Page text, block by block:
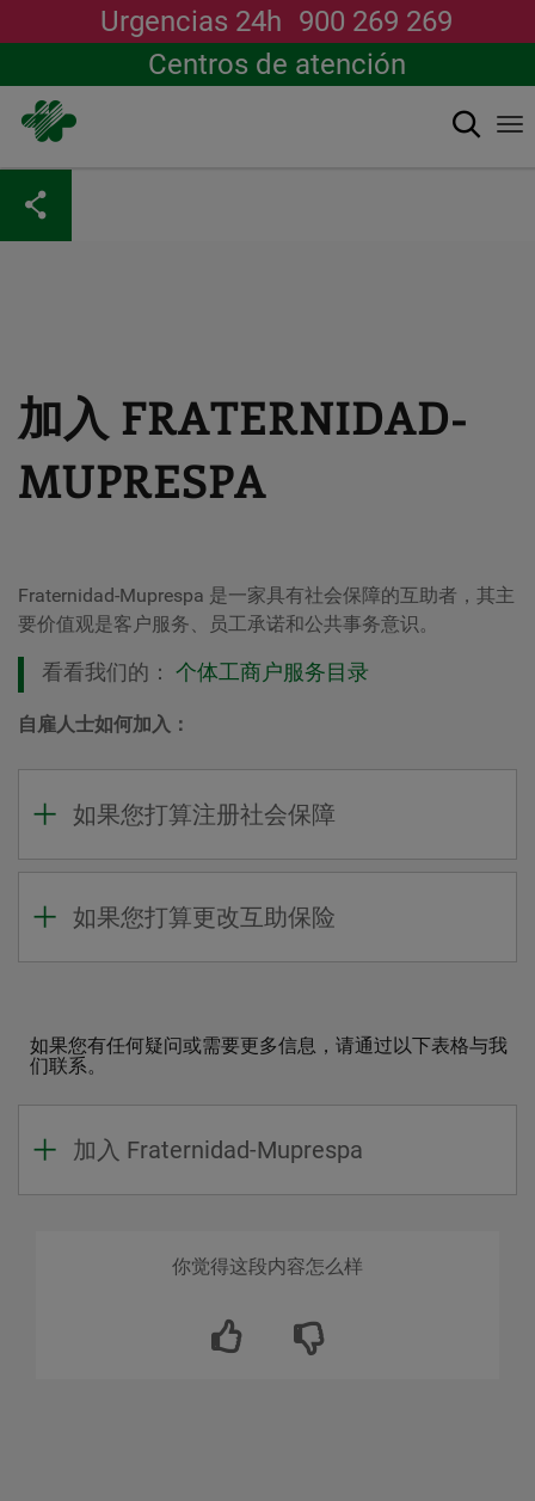
主
Urgencias 24h 900 269 269
Centros de atención
搜索
加入 FRATERNIDAD-
MUPRESPA
Fraternidad-Muprespa 是一家具有社会保障的互助者，其主
要价值观是客户服务、员工承诺和公共事务意识。
看看我们的： 个体工商户服务目录
自雇人士如何加入：
如果您打算注册社会保障
如果您打算更改互助保险
如果您有任何疑问或需要更多信息，请通过以下表格与我
们联系。
加入 Fraternidad-Muprespa
你觉得这段内容怎么样